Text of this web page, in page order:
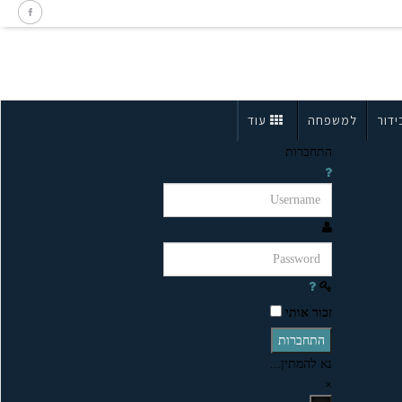
למשפחה עוד
התחברות
זכור אותי
התחברות
נא להמתין...
×